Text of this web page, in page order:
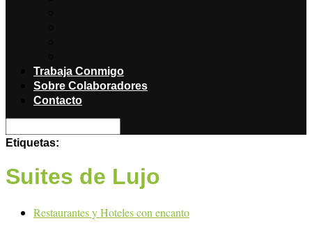
Trabaja Conmigo
Sobre Colaboradores
Contacto
Etiquetas:
Suites de Lujo
Restaurantes y Hoteles con encanto